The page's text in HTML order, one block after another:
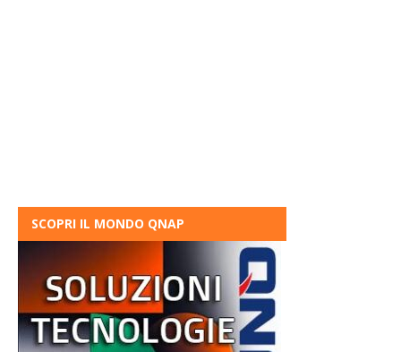
SCOPRI IL MONDO QNAP